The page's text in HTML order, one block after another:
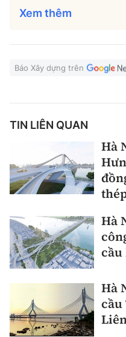
Xem thêm
Báo Xây dựng trên
TIN LIÊN QUAN
Hà
Hà
cầu
Hà
cầu